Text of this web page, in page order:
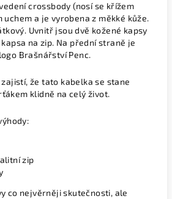
crossbody (nosí se křížem
uchem a je vyrobena z měkké kůže.
Uvnitř jsou dvě kožené kapsy
na zip. Na přední straně je
Brašnářství Penc.
že tato kabelka se stane
klidně na celý život.
zip
co nejvěrněji skutečnosti, ale